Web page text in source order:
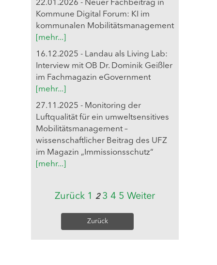
22.01.2026 - Neuer Fachbeitrag in
Kommune Digital Forum: KI im
kommunalen Mobilitätsmanagement
[mehr...]
16.12.2025 - Landau als Living Lab:
Interview mit OB Dr. Dominik Geißler
im Fachmagazin eGovernment
[mehr...]
27.11.2025 - Monitoring der
Luftqualität für ein umweltsensitives
Mobilitätsmanagement –
wissenschaftlicher Beitrag des UFZ
im Magazin „Immissionsschutz“
[mehr...]
Zurück 1 2 3 4 5 Weiter
Zurück